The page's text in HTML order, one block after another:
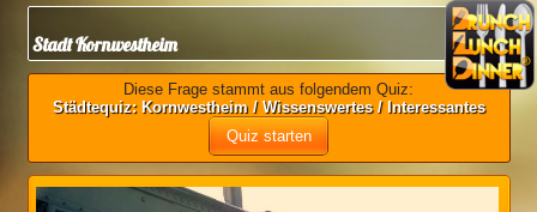
Stadt Kornwestheim
Diese Frage stammt aus folgendem Quiz:
Städtequiz: Kornwestheim / Wissenswertes / Interessantes
Quiz starten